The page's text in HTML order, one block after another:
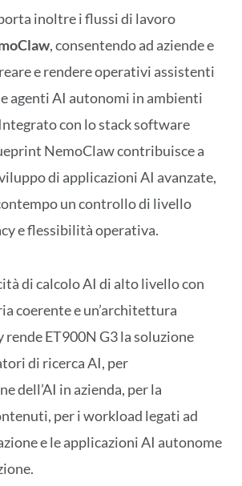
inoltre i flussi di lavoro
, consentendo ad aziende e
e rendere operativi assistenti
agenti AI autonomi in ambienti
con lo stack software
NemoClaw contribuisce a
di applicazioni AI avanzate,
un controllo di livello
e flessibilità operativa.
di calcolo AI di alto livello con
coerente e un’architettura
ET900N G3 la soluzione
di ricerca AI, per
dell’AI in azienda, per la
per i workload legati ad
e le applicazioni AI autonome